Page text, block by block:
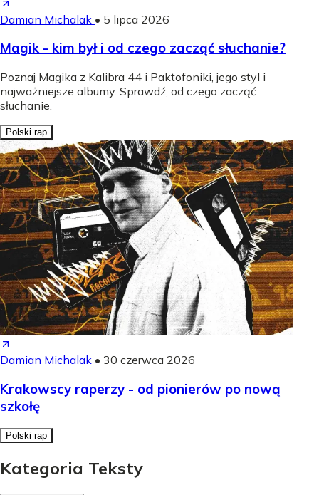
Damian Michalak • 5 lipca 2026
Magik - kim był i od czego zacząć słuchanie?
Poznaj Magika z Kalibra 44 i Paktofoniki, jego styl i
najważniejsze albumy. Sprawdź, od czego zacząć
słuchanie.
Polski rap
Damian Michalak • 30 czerwca 2026
Krakowscy raperzy - od pionierów po nową
szkołę
Polski rap
Kategoria Teksty